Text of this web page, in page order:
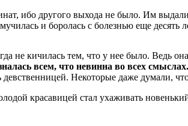
ибо другого выхода не было. Им
и боролась с болезнью еще десять
не кичилась тем, что у нее было. Ведь
всем, что невинна во всех смыслах.
Некоторые даже думали,
красавицей стал ухаживать